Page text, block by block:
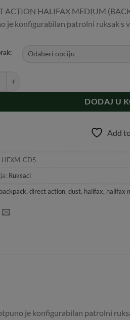
ACTION HALIFAX MEDIUM
je konfigurabilan patrolni ruksak s
DODAJ U
Add
HFXM-CD5
Ruksaci
backpack, direct action, dust, halifax, halifax
je konfigurabilan patrolni